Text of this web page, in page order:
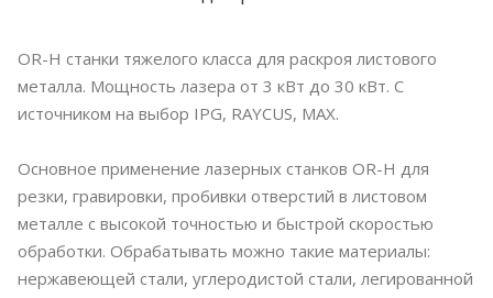
OR-H станки тяжелого класса для раскроя листового
металла. Мощность лазера от 3 кВт до 30 кВт. С
источником на выбор IPG, RAYCUS, MAX.
Основное применение лазерных станков OR-H для
резки, гравировки, пробивки отверстий в листовом
металле с высокой точностью и быстрой скоростью
обработки. Обрабатывать можно такие материалы:
нержавеющей стали, углеродистой стали, легированной